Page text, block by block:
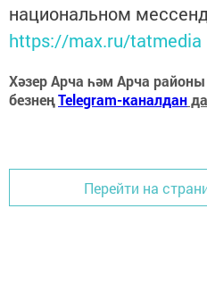
национальном
https://max.ru/tatmedia
Хәзер Арча һәм Арча
безнеңTelegram-каналдан
Перейти на